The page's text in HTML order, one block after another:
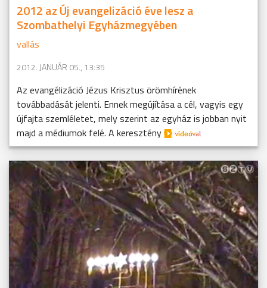
2012 az Új evangelizáció éve lesz a
Szombathelyi Egyházmegyében
vallás
2012. JANUÁR 05., 13:35
Az evangélizáció Jézus Krisztus örömhírének
továbbadását jelenti. Ennek megújítása a cél, vagyis egy
újfajta szemléletet, mely szerint az egyház is jobban nyit
majd a médiumok felé. A keresztény